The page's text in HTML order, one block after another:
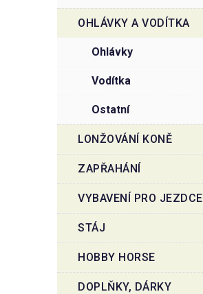
OHLÁVKY A VODÍTKA
ohlávky
vodítka
ostatní
LONŽOVÁNÍ KONĚ
ZAPŘAHÁNÍ
VYBAVENÍ PRO JEZDCE
STÁJ
HOBBY HORSE
DOPLŇKY, DÁRKY